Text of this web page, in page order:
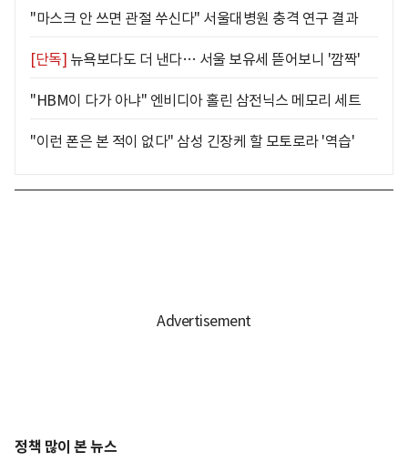
"마스크 안 쓰면 관절 쑤신다" 서울대병원 충격 연구 결과
[단독] 뉴욕보다도 더 낸다… 서울 보유세 뜯어보니 '깜짝'
"HBM이 다가 아냐" 엔비디아 홀린 삼전닉스 메모리 세트
"이런 폰은 본 적이 없다" 삼성 긴장케 할 모토로라 '역습'
정책 많이 본 뉴스